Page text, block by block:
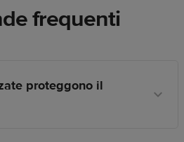
frequenti
proteggono il